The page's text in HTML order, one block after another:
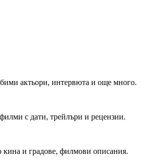
актьори, интервюта и още много.
с дати, трейлъри и рецензии.
кина и градове, филмови описания.